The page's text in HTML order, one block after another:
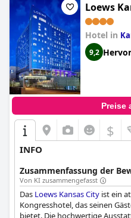
Loews
Hotel in
9,2
Preise
$
INFO
Zusammenfassung der
Von KI zusammengefasst
Das Loews Kansas City ist ein
Kongresshotel, das seinen
bietet. Die hochwertige